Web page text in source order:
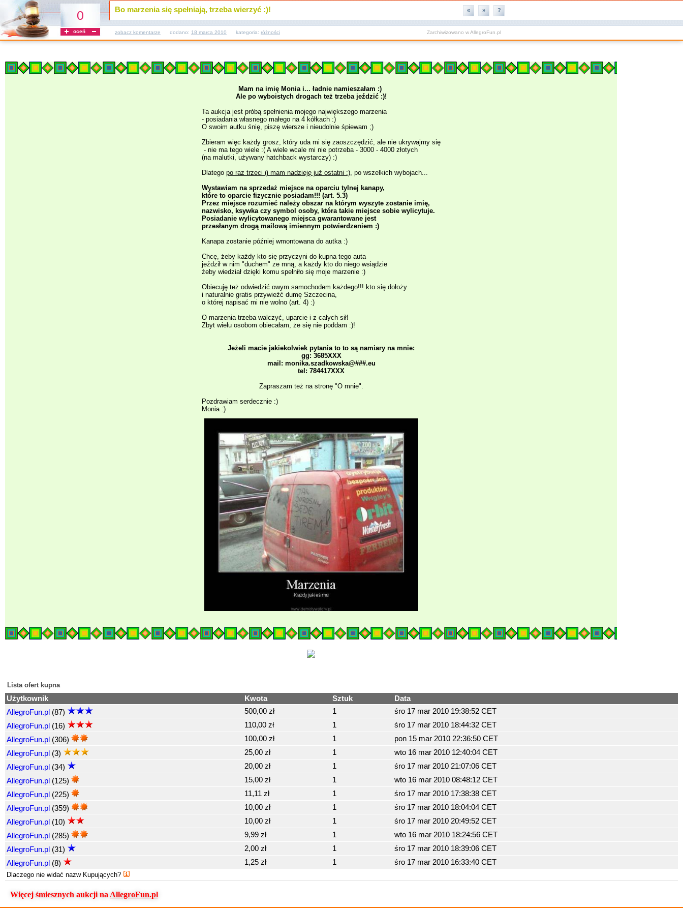
Mam na imię Monia i... ładnie namieszałam :)
Ale po wyboistych drogach też trzeba jeździć :)!
Ta aukcja jest próbą spełnienia mojego największego marzenia
- posiadania własnego małego na 4 kółkach :)
O swoim autku śnię, piszę wiersze i nieudolnie śpiewam ;)
Zbieram więc każdy grosz, który uda mi się zaoszczędzić, ale nie ukrywajmy się
- nie ma tego wiele :( A wiele wcale mi nie potrzeba - 3000 - 4000 złotych
(na malutki, używany hatchback wystarczy) :)
Dlatego po raz trzeci (i mam nadzieję już ostatni :), po wszelkich wybojach...
Wystawiam na sprzedaż miejsce na oparciu tylnej kanapy,
które to oparcie fizycznie posiadam!!! (art. 5.3)
Przez miejsce rozumieć należy obszar na którym wyszyte zostanie imię,
nazwisko, ksywka czy symbol osoby, która takie miejsce sobie wylicytuje.
Posiadanie wylicytowanego miejsca gwarantowane jest
przesłanym drogą mailową imiennym potwierdzeniem :)
Kanapa zostanie później wmontowana do autka :)
Chcę, żeby każdy kto się przyczyni do kupna tego auta
jeździł w nim "duchem" ze mną, a każdy kto do niego wsiądzie
żeby wiedział dzięki komu spełniło się moje marzenie :)
Obiecuję też odwiedzić owym samochodem każdego!!! kto się dołoży
i naturalnie gratis przywieźć dumę Szczecina,
o której napisać mi nie wolno (art. 4) :)
O marzenia trzeba walczyć, uparcie i z całych sił!
Zbyt wielu osobom obiecałam, że się nie poddam :)!
Jeżeli macie jakiekolwiek pytania to to są namiary na mnie:
gg: 3685XXX
mail: monika.szadkowska@###.eu
tel: 784417XXX
Zapraszam też na stronę "O mnie".
Pozdrawiam serdecznie :)
Monia :)
Lista ofert kupna
Użytkownik Kwota Sztuk
Data
AllegroFun.pl (87) 500,00 zł 1
śro 17 mar 2010 19:38:52 CET
AllegroFun.pl (16) 110,00 zł 1
śro 17 mar 2010 18:44:32 CET
AllegroFun.pl (306) 100,00 zł 1
pon 15 mar 2010 22:36:50 CET
AllegroFun.pl (3) 25,00 zł 1
wto 16 mar 2010 12:40:04 CET
AllegroFun.pl (34) 20,00 zł 1
śro 17 mar 2010 21:07:06 CET
AllegroFun.pl (125) 15,00 zł 1
wto 16 mar 2010 08:48:12 CET
AllegroFun.pl (225) 11,11 zł 1
śro 17 mar 2010 17:38:38 CET
AllegroFun.pl (359) 10,00 zł 1
śro 17 mar 2010 18:04:04 CET
AllegroFun.pl (10) 10,00 zł 1
śro 17 mar 2010 20:49:52 CET
AllegroFun.pl (285) 9,99 zł 1
wto 16 mar 2010 18:24:56 CET
AllegroFun.pl (31) 2,00 zł 1
śro 17 mar 2010 18:39:06 CET
AllegroFun.pl (8) 1,25 zł 1 śro 17 mar 2010 16:33:40 CET
Dlaczego nie widać nazw Kupujących?
Więcej śmiesznych aukcji na AllegroFun.pl
0
oceń
Bo marzenia się spełniają, trzeba wierzyć :)! ?
»
«
zobacz komentarze dodano: 18 marca 2010 kategoria: różności Zarchiwizowano wAllegroFun.pl